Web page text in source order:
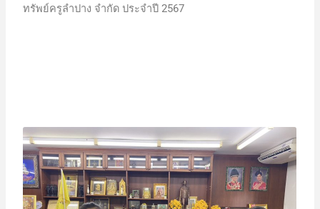
ทรัพย์ครูลำปาง จำกัด ประจำปี 2567